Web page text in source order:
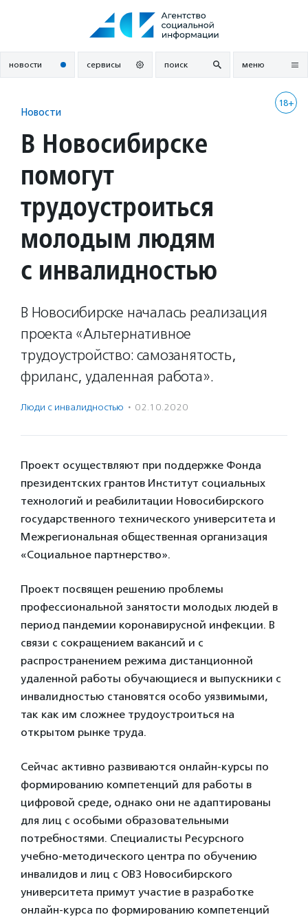
новости сервисы поиск меню
18+
Новости
В Новосибирске
помогут
трудоустроиться
молодым людям
с инвалидностью
В Новосибирске началась реализация
проекта «Альтернативное
трудоустройство: самозанятость,
фриланс, удаленная работа».
Люди с инвалидностью · 02.10.2020
Проект осуществляют при поддержке Фонда
президентских грантов Институт социальных
технологий и реабилитации Новосибирского
государственного технического университета и
Межрегиональная общественная организация
«Социальное партнерство».
Проект посвящен решению проблемы
профессиональной занятости молодых людей в
период пандемии коронавирусной инфекции. В
связи с сокращением вакансий и с
распространением режима дистанционной
удаленной работы обучающиеся и выпускники с
инвалидностью становятся особо уязвимыми,
так как им сложнее трудоустроиться на
открытом рынке труда.
Сейчас активно развиваются онлайн-курсы по
формированию компетенций для работы в
цифровой среде, однако они не адаптированы
для лиц с особыми образовательными
потребностями. Специалисты Ресурсного
учебно-методического центра по обучению
инвалидов и лиц с ОВЗ Новосибирского
университета примут участие в разработке
онлайн-курса по формированию компетенций